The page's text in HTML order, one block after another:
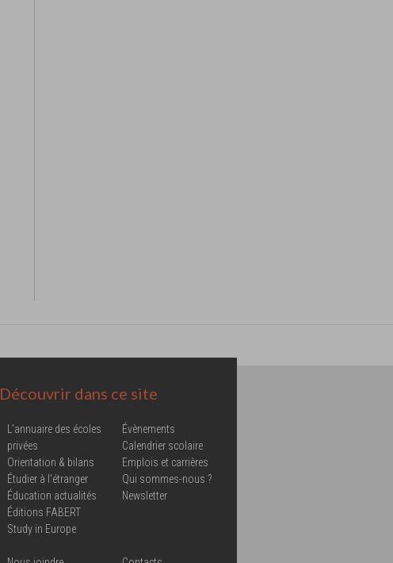
Découvrir dans ce site
L'annuaire des écoles
privées
Orientation & bilans
Étudier à l'étranger
Éducation actualités
Éditions FABERT
Study in Europe
Évènements
Calendrier scolaire
Emplois et carrières
Qui sommes-nous ?
Newsletter